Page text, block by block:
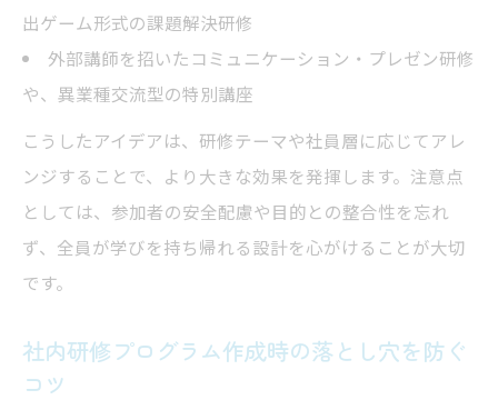
テンプレート活用で社内研修を効率化
社内研修プログラムのテンプレート活用法
社内研修を効率化する作成テンプレート事
例
テンプレートで実現する社員研修内容の明
用術
出ゲーム形式の課題解決研修
外部講師を招いたコミュニケーション・プレゼン研修
や、異業種交流型の特別講座
こうしたアイデアは、研修テーマや社員層に応じてアレ
ンジすることで、より大きな効果を発揮します。注意点
としては、参加者の安全配慮や目的との整合性を忘れ
ず、全員が学びを持ち帰れる設計を心がけることが大切
です。
社内研修プログラム作成時の落とし穴を防ぐ
コツ